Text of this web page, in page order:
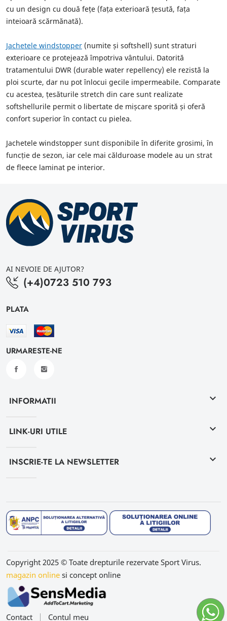
cu un design cu două fețe (fața exterioară țesută, fața
inteioară scărmănată).
Jachetele windstopper (numite și softshell) sunt straturi
exterioare ce protejează împotriva vântului. Datorită
tratamentului DWR (durable water repellency) ele rezistă la
ploi scurte, dar nu pot înlocui gecile impermeabile. Comparate
cu acestea, țesăturile stretch din care sunt realizate
softshellurile permit o libertate de mișcare sporită și oferă
confort superior în contact cu pielea.
Jachetele windstopper sunt disponibile în diferite grosimi, în
funcție de sezon, iar cele mai călduroase modele au un strat
de fleece laminat pe interior.
AI NEVOIE DE AJUTOR?
(+4)0723 510 793
PLATA
URMARESTE-NE
INFORMATII keyboard_arrow_down
LINK-URI UTILE keyboard_arrow_down
INSCRIE-TE LA NEWSLETTER keyboard_arrow_down
Copyright 2025 © Toate drepturile rezervate Sport Virus.
magazin online si concept online
Contact Contul meu